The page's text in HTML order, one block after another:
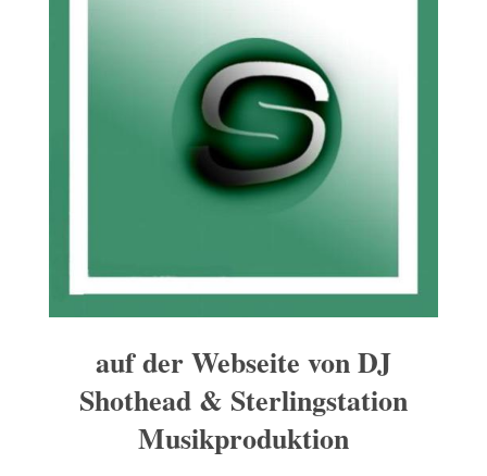
auf der Webseite von DJ
Shothead & Sterlingstation
Musikproduktion